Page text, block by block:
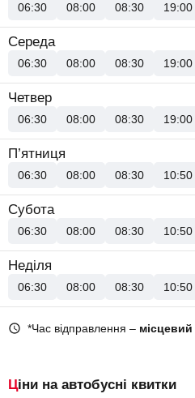
06:30 08:00 08:30 19:00
Середа
06:30 08:00 08:30 19:00
Четвер
06:30 08:00 08:30 19:00
П’ятниця
06:30 08:00 08:30 10:50
Субота
06:30 08:00 08:30 10:50
Неділя
06:30 08:00 08:30 10:50
*Час відправлення – місцевий
Ціни на автобусні квитки